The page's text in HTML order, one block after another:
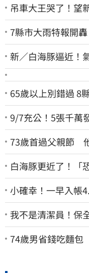
吊車大王哭了！望
7縣市大雨特報開
新／白海豚逼近！
65歲以上別錯過 8
9/7充公！5張千
73歲首過父親節
白海豚更近了！「
小確幸！一早入
我不是清潔員！保
法院討公道結果出
74歲男省錢吃麵